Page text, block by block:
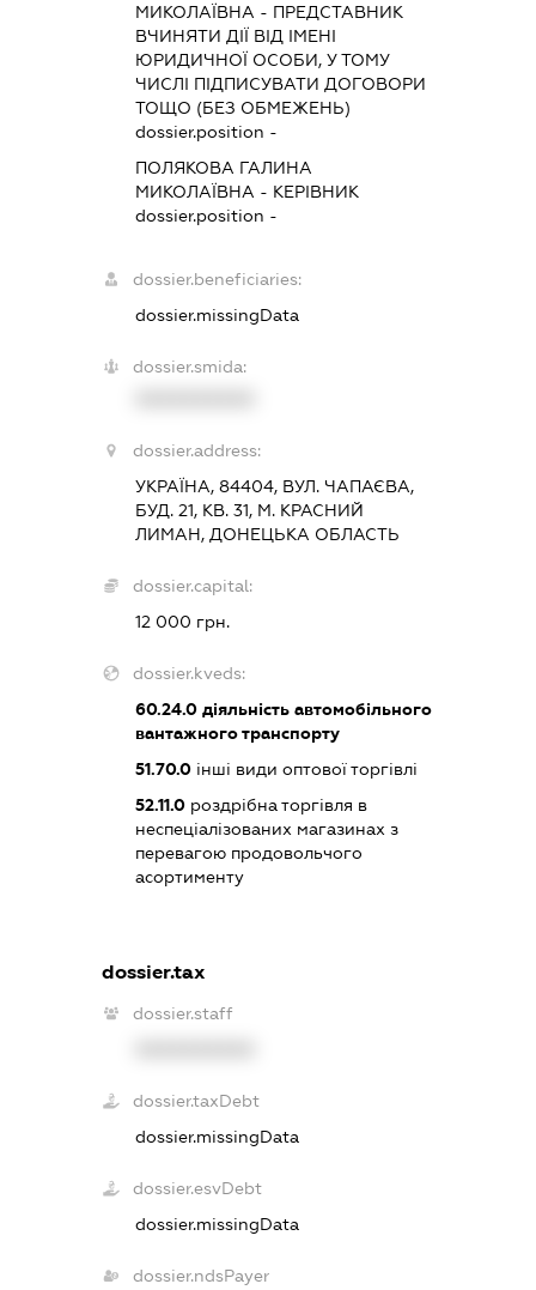
МИКОЛАЇВНА - ПРЕДСТАВНИК
ВЧИНЯТИ ДІЇ ВІД ІМЕНІ
ЮРИДИЧНОЇ ОСОБИ, У ТОМУ
ЧИСЛІ ПІДПИСУВАТИ ДОГОВОРИ
ТОЩО (БЕЗ ОБМЕЖЕНЬ)
dossier.position -
ПОЛЯКОВА ГАЛИНА
МИКОЛАЇВНА - КЕРІВНИК
dossier.position -
dossier.beneficiaries:
dossier.missingData
dossier.smida:
dossier.address:
УКРАЇНА, 84404, ВУЛ. ЧАПАЄВА,
БУД. 21, КВ. 31, М. КРАСНИЙ
ЛИМАН, ДОНЕЦЬКА ОБЛАСТЬ
dossier.capital:
12 000 грн.
dossier.kveds:
60.24.0діяльність автомобільного
вантажного транспорту
51.70.0інші види оптової торгівлі
52.11.0роздрібна торгівля в
неспеціалізованих магазинах з
перевагою продовольчого
асортименту
dossier.tax
dossier.staff
dossier.taxDebt
dossier.missingData
dossier.esvDebt
dossier.missingData
dossier.ndsPayer